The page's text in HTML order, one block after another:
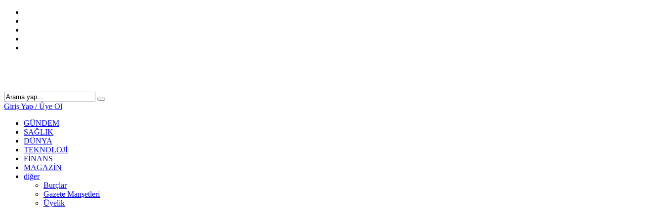
Giriş Yap / Üye Ol
GÜNDEM
SAĞLIK
DÜNYA
TEKNOLOJİ
FİNANS
MAGAZİN
diğer
Burçlar
Gazete Manşetleri
Üyelik